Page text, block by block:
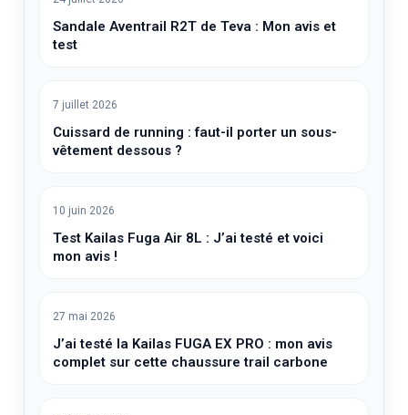
Sandale Aventrail R2T de Teva : Mon avis et
test
7 juillet 2026
Cuissard de running : faut-il porter un sous-
vêtement dessous ?
10 juin 2026
Test Kailas Fuga Air 8L : J’ai testé et voici
mon avis !
27 mai 2026
J’ai testé la Kailas FUGA EX PRO : mon avis
complet sur cette chaussure trail carbone